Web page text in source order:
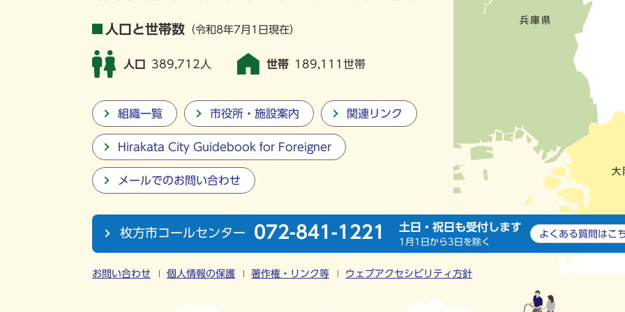
人口と世帯数 （令和8年7月1日現在）
人口 389,712人 世帯 189,111世帯
組織一覧 市役所・施設案内 関連リンク
Hirakata City Guidebook for Foreigner
メールでのお問い合わせ
枚方市コールセンター 072-841-1221 土日・祝日も受付します
1月1日から3日を除く
よくある質問は こ
お問い合わせ 個人情報の保護 著作権・リンク等 ウェブアクセシビリティ方針